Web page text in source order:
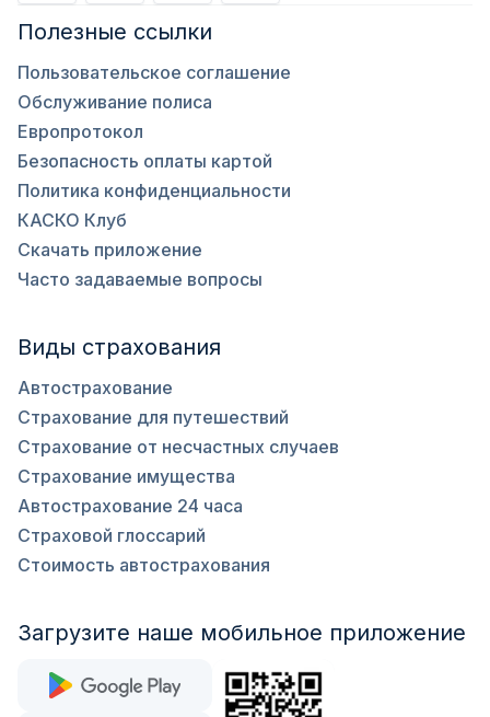
Полезные ссылки
Пользовательское соглашение
Обслуживание полиса
Европротокол
Безопасность оплаты картой
Политика конфиденциальности
КАСКО Клуб
Скачать приложение
Часто задаваемые вопросы
Виды страхования
Автострахование
Страхование для путешествий
Страхование от несчастных случаев
Страхование имущества
Автострахование 24 часа
Страховой глоссарий
Стоимость автострахования
Загрузите наше мобильное приложение